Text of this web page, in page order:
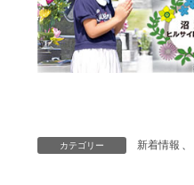
カテゴリー 新着情報